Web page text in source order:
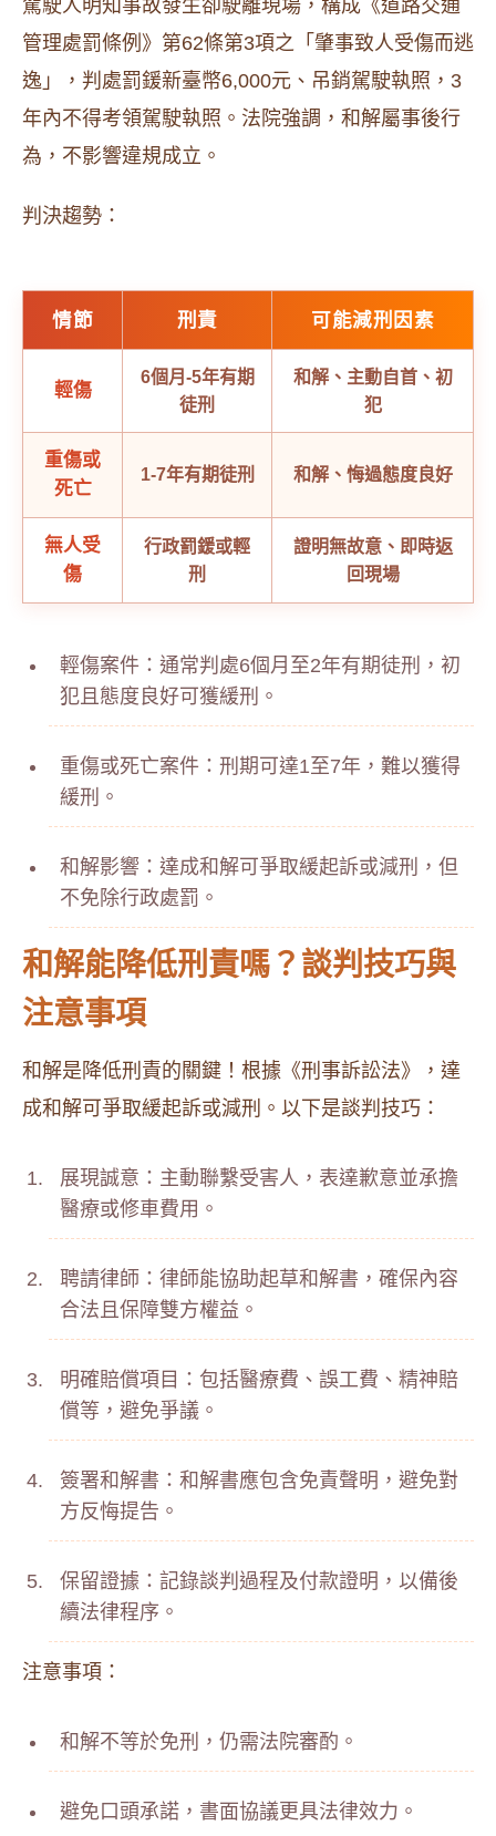
駕駛人明知事故發生卻駛離現場，構成《道路交通
管理處罰條例》第62條第3項之「肇事致人受傷而逃
逸」，判處罰鍰新臺幣6,000元、吊銷駕駛執照，3
年內不得考領駕駛執照。法院強調，和解屬事後行
為，不影響違規成立。
判決趨勢：
情節 刑責 可能減刑因素
輕傷
6個月-5年有期
徒刑
和解、主動自首、初
犯
重傷或
死亡
1-7年有期徒刑 和解、悔過態度良好
無人受
傷
行政罰鍰或輕
刑
證明無故意、即時返
回現場
輕傷案件：通常判處6個月至2年有期徒刑，初
犯且態度良好可獲緩刑。
重傷或死亡案件：刑期可達1至7年，難以獲得
緩刑。
和解影響：達成和解可爭取緩起訴或減刑，但
不免除行政處罰。
和解能降低刑責嗎？談判技巧與
注意事項
和解是降低刑責的關鍵！根據《刑事訴訟法》，達
成和解可爭取緩起訴或減刑。以下是談判技巧：
展現誠意：主動聯繫受害人，表達歉意並承擔
醫療或修車費用。
聘請律師：律師能協助起草和解書，確保內容
合法且保障雙方權益。
明確賠償項目：包括醫療費、誤工費、精神賠
償等，避免爭議。
簽署和解書：和解書應包含免責聲明，避免對
方反悔提告。
保留證據：記錄談判過程及付款證明，以備後
續法律程序。
注意事項：
和解不等於免刑，仍需法院審酌。
避免口頭承諾，書面協議更具法律效力。